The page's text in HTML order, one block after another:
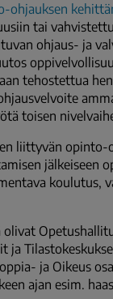
ohjauksen
tai
ohjaus- ja
tehostettua
toisen
liittyvän opinto-
jälkeiseen
koulutus,
ja
ja Oikeus
ajan esim.